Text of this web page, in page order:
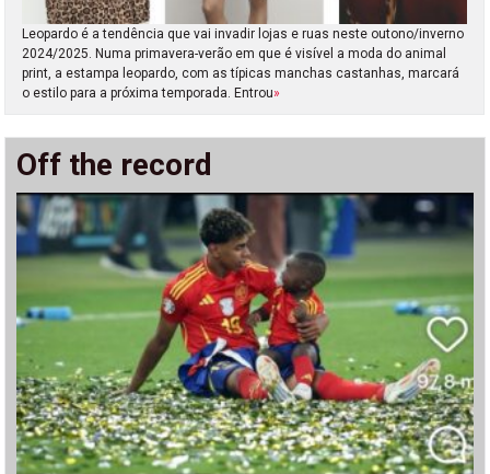
Leopardo é a tendência que vai invadir lojas e ruas neste outono/inverno
2024/2025. Numa primavera-verão em que é visível a moda do animal
print, a estampa leopardo, com as típicas manchas castanhas, marcará
o estilo para a próxima temporada. Entrou»
Off the record